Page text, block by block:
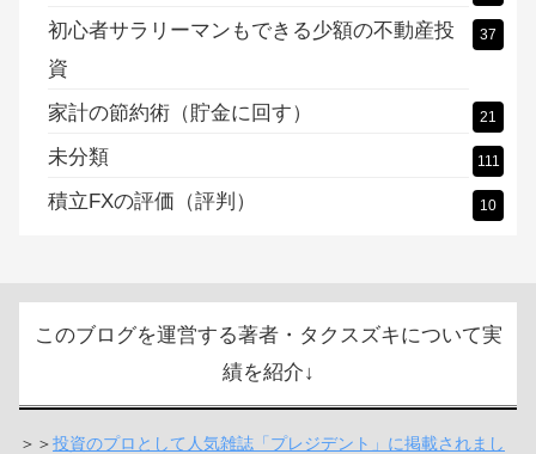
初心者サラリーマンもできる少額の不動産投
資
37
家計の節約術（貯金に回す） 21
未分類 111
積立FXの評価（評判） 10
このブログを運営する著者・タクスズキについて実
績を紹介↓
＞＞投資のプロとして人気雑誌「プレジデント」に掲載されまし